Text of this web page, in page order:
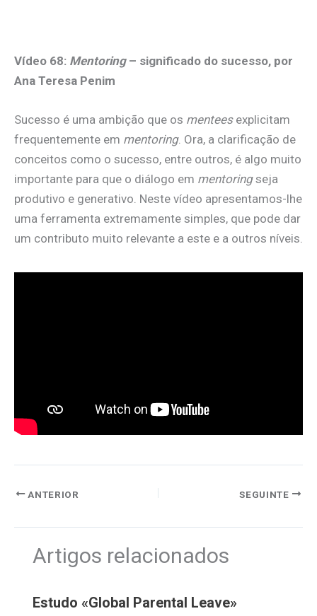
Vídeo 68: Mentoring– significado do sucesso, por
Ana Teresa Penim
Sucesso é uma ambição que os menteesexplicitam
frequentemente em mentoring. Ora, a clarificação de
conceitos como o sucesso, entre outros, é algo muito
importante para que o diálogo em mentoringseja
produtivo e generativo. Neste vídeo apresentamos-lhe
uma ferramenta extremamente simples, que pode dar
um contributo muito relevante a este e a outros níveis.
ANTERIOR SEGUINTE
Artigos relacionados
Estudo «Global Parental Leave»